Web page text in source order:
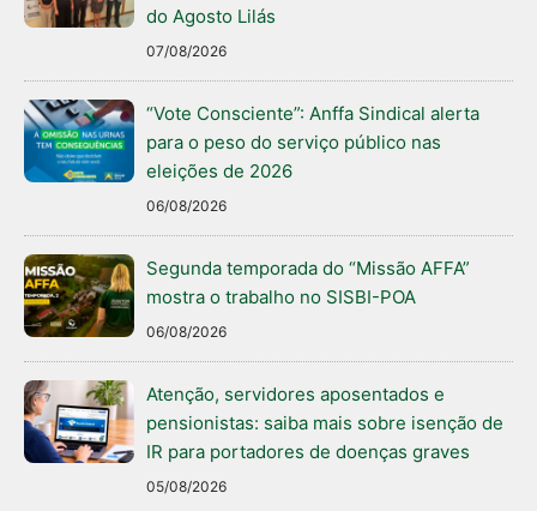
do Agosto Lilás
07/08/2026
“Vote Consciente”: Anffa Sindical alerta
para o peso do serviço público nas
eleições de 2026
06/08/2026
Segunda temporada do “Missão AFFA”
mostra o trabalho no SISBI-POA
06/08/2026
Atenção, servidores aposentados e
pensionistas: saiba mais sobre isenção de
IR para portadores de doenças graves
05/08/2026